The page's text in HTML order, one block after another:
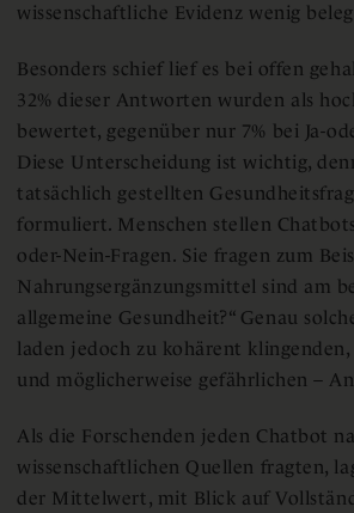
wissenschaftliche Evidenz wenig
Besonders schief lief es bei offen
32% dieser Antworten wurden als
bewertet, gegenüber nur 7% bei Ja-
Diese Unterscheidung ist wichtig,
tatsächlich gestellten
formuliert. Menschen stellen
oder-Nein-Fragen. Sie fragen zum
Nahrungsergänzungsmittel sind am
allgemeine Gesundheit?“ Genau
laden jedoch zu kohärent klingenden,
und möglicherweise gefährlichen –
Als die Forschenden jeden Chatbot
wissenschaftlichen Quellen fragten,
der Mittelwert, mit Blick auf